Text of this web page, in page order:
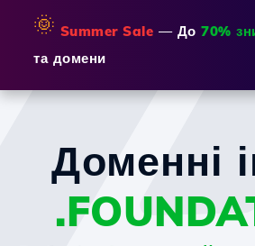
🌞 Summer Sale — До 70%
та домени
Доменні